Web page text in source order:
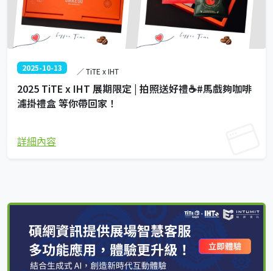
2025-10-13 ／ TiTE x IHT
2025 TiTE x IHT 展期限定 | 拍照送好禮☕#馬戲夠咖啡
濾掛禮盒 等你帶回家！
詳細內容